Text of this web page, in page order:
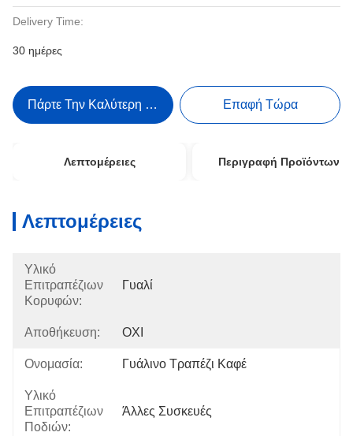
Delivery Time:
30 ημέρες
Πάρτε Την Καλύτερη Τιμή Επαφή Τώρα
Λεπτομέρειες Περιγραφή Προϊόντων
Λεπτομέρειες
Υλικό
Επιτραπέζιων
Κορυφών:
Γυαλί
Αποθήκευση: ΟΧΙ
Ονομασία: Γυάλινο Τραπέζι Καφέ
Υλικό
Επιτραπέζιων
Ποδιών:
Άλλες Συσκευές